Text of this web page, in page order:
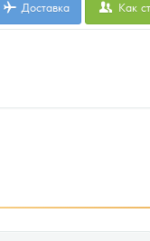
Доставка Как